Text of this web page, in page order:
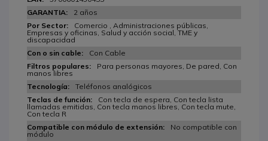
2 años
Comercio , Administraciones públicas,
Empresas y oficinas, Salud y acción social, TME y
discapacidad
Con Cable
Para personas mayores, De pared, Con
manos libres
Teléfonos analógicos
Con tecla de espera, Con tecla lista
llamadas emitidas, Con tecla manos libres, Con tecla mute,
Con tecla R
No compatible con
módulo